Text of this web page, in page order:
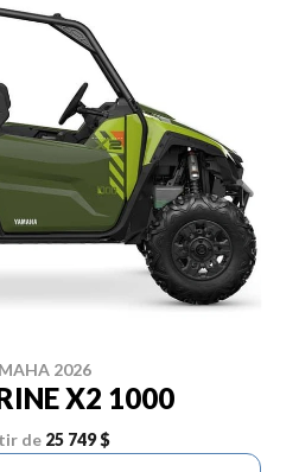
2026
X2 1000
de 25 749 $